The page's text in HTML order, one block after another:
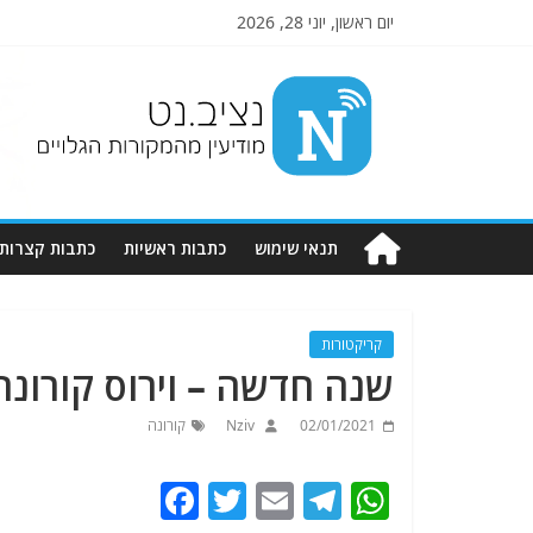
יום ראשון, יוני 28, 2026
Nziv.net
מודיעין
מהמקורות
תנאי שימוש כתבות ראשיות כתבות קצרות
קריקטורות
שנה חדשה – וירוס
02/01/2021
Nziv קורונה
W
T
E
T